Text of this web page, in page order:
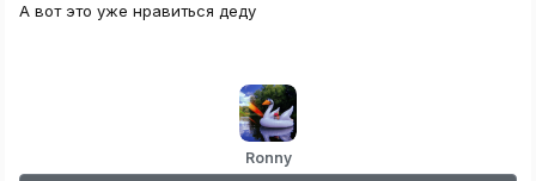
А вот это уже нравиться деду
Ronny